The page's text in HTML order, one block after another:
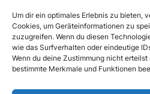
Um dir ein optimales Erlebnis zu bieten,
Cookies, um Geräteinformationen zu
zuzugreifen. Wenn du diesen
wie das Surfverhalten oder eindeutige
Wenn du deine Zustimmung nicht
bestimmte Merkmale und Funktionen